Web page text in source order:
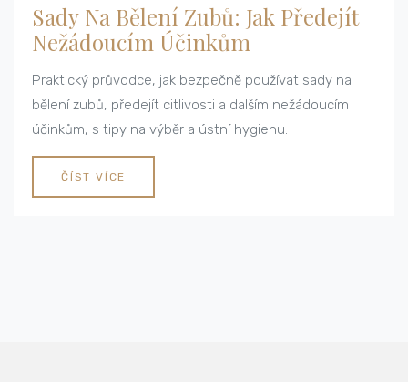
Sady Na Bělení Zubů: Jak Předejít
Nežádoucím Účinkům
Praktický průvodce, jak bezpečně používat sady na
bělení zubů, předejít citlivosti a dalším nežádoucím
účinkům, s tipy na výběr a ústní hygienu.
ČÍST VÍCE